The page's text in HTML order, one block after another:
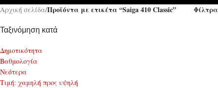
Αρχική σελίδα/Προϊόντα με ετικέτα “Saiga 410 Classic” Φίλτρα
Ταξινόμηση κατά
Δημοτικότητα
Bαθμολογία
Νεότερα
Τιμή: χαμηλή προς υψηλή